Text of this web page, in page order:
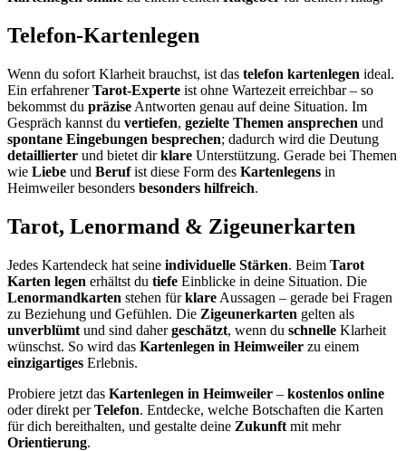
Telefon-Kartenlegen
Wenn du sofort Klarheit brauchst, ist das telefon kartenlegen ideal.
Ein erfahrenerTarot-Experte ist ohne Wartezeit erreichbar – so
bekommst du präzise Antworten genau auf deine Situation. Im
Gespräch kannst du vertiefen, gezielte Themen ansprechen und
spontane Eingebungen besprechen; dadurch wird die Deutung
detaillierter und bietet dirklare Unterstützung. Gerade bei Themen
wie Liebe und Berufist diese Form des Kartenlegens in
Heimweiler besonders besonders hilfreich.
Tarot, Lenormand & Zigeunerkarten
Jedes Kartendeck hat seine individuelle Stärken. Beim Tarot
Karten legen erhältst du tiefe Einblicke in deine Situation. Die
Lenormandkarten stehen fürklare Aussagen – gerade bei Fragen
zu Beziehung und Gefühlen. Die Zigeunerkarten gelten als
unverblümt und sind dahergeschätzt, wenn du schnelle Klarheit
wünschst. So wird das Kartenlegen in Heimweiler zu einem
einzigartiges Erlebnis.
Probiere jetzt das Kartenlegen in Heimweiler – kostenlos online
oder direkt perTelefon. Entdecke, welche Botschaften die Karten
für dich bereithalten, und gestalte deine Zukunft mit mehr
Orientierung.